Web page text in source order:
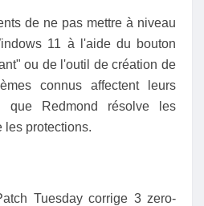
de ne pas mettre à niveau
11 à l'aide du bouton
ou de l'outil de création de
connus affectent leurs
que Redmond résolve les
les protections.
Tuesday corrige 3 zero-